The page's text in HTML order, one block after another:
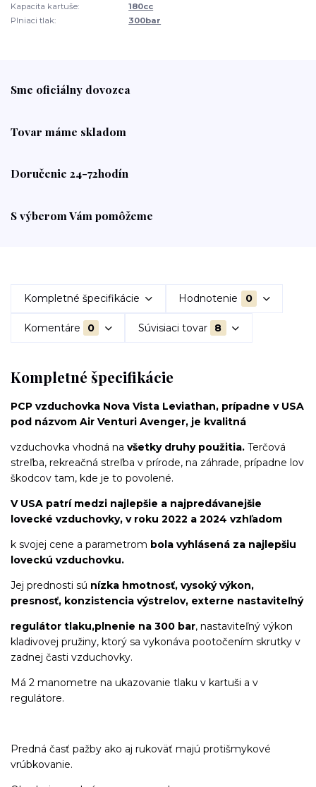
Kapacita kartuše:
180cc
Plniaci tlak:
300bar
Sme oficiálny dovozca
Tovar máme skladom
Doručenie 24-72hodín
S výberom Vám pomôžeme
Kompletné špecifikácie Hodnotenie 0
Komentáre 0 Súvisiaci tovar 8
Kompletné špecifikácie
PCP vzduchovka Nova Vista Leviathan, prípadne v USA
pod názvom Air Venturi Avenger, je kvalitná
vzduchovka vhodná na všetky druhy použitia. Terčová
streľba, rekreačná streľba v prírode, na záhrade, prípadne lov
škodcov tam, kde je to povolené.
V USA patrí medzi najlepšie a najpredávanejšie
lovecké vzduchovky, v roku 2022 a 2024 vzhľadom
k svojej cene a parametrom bola vyhlásená za najlepšiu
loveckú vzduchovku.
Jej prednosti sú nízka hmotnosť, vysoký výkon,
presnosť, konzistencia výstrelov, externe nastaviteľný
regulátor tlaku,plnenie na 300 bar, nastaviteľný výkon
kladivovej pružiny, ktorý sa vykonáva pootočením skrutky v
zadnej časti vzduchovky.
Má 2 manometre na ukazovanie tlaku v kartuši a v
regulátore.
Predná časť pažby ako aj rukoväť majú protišmykové
vrúbkovanie.